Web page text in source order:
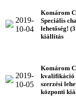
2019-
10-04
Komárom
Speciális
lehetőség!
kiállítás
2019-
10-05
Komárom
kvalifikáció
szerzési
központi